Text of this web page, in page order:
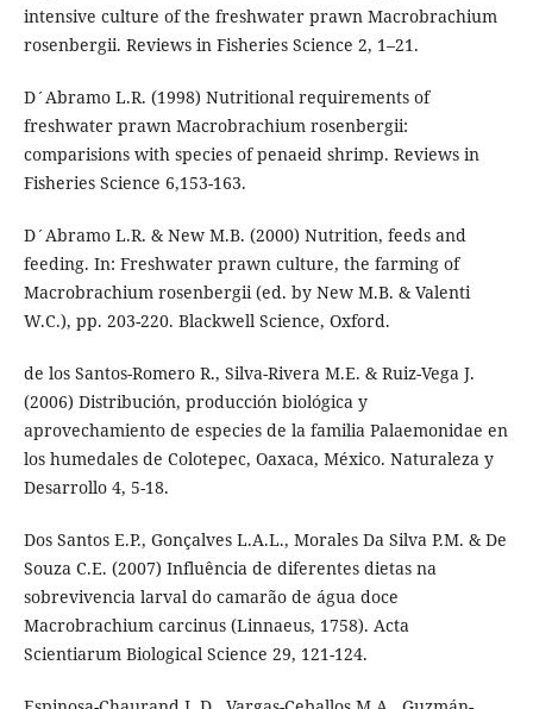
intensive culture of the freshwater prawn Macrobrachium
rosenbergii. Reviews in Fisheries Science 2, 1–21.
D´Abramo L.R. (1998) Nutritional requirements of
freshwater prawn Macrobrachium rosenbergii:
comparisions with species of penaeid shrimp. Reviews in
Fisheries Science 6,153-163.
D´Abramo L.R. & New M.B. (2000) Nutrition, feeds and
feeding. In: Freshwater prawn culture, the farming of
Macrobrachium rosenbergii (ed. by New M.B. & Valenti
W.C.), pp. 203-220. Blackwell Science, Oxford.
de los Santos-Romero R., Silva-Rivera M.E. & Ruiz-Vega J.
(2006) Distribución, producción biológica y
aprovechamiento de especies de la familia Palaemonidae en
los humedales de Colotepec, Oaxaca, México. Naturaleza y
Desarrollo 4, 5-18.
Dos Santos E.P., Gonçalves L.A.L., Morales Da Silva P.M. & De
Souza C.E. (2007) Influência de diferentes dietas na
sobrevivencia larval do camarão de água doce
Macrobrachium carcinus (Linnaeus, 1758). Acta
Scientiarum Biological Science 29, 121-124.